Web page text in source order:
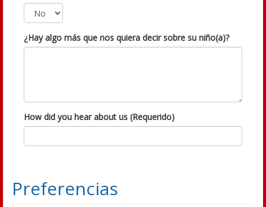
¿Hay algo más que nos quiera decir sobre su niño(a)?
How did you hear about us (Requerido)
Preferencias